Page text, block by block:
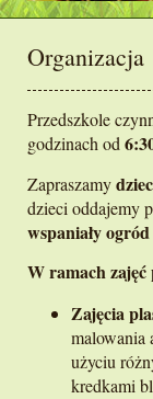
Organizacja
Przedszkole
godzinach od
Zapraszamy
dzieci oddajemy
wspaniały
W ramach zajęć
Zajęcia
malowania
użyciu
kredkami